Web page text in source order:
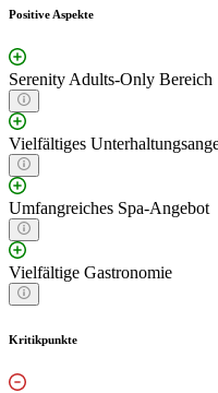
Positive Aspekte
Serenity Adults-Only Bereich
Vielfältiges
Umfangreiches Spa-Angebot
Vielfältige Gastronomie
Kritikpunkte